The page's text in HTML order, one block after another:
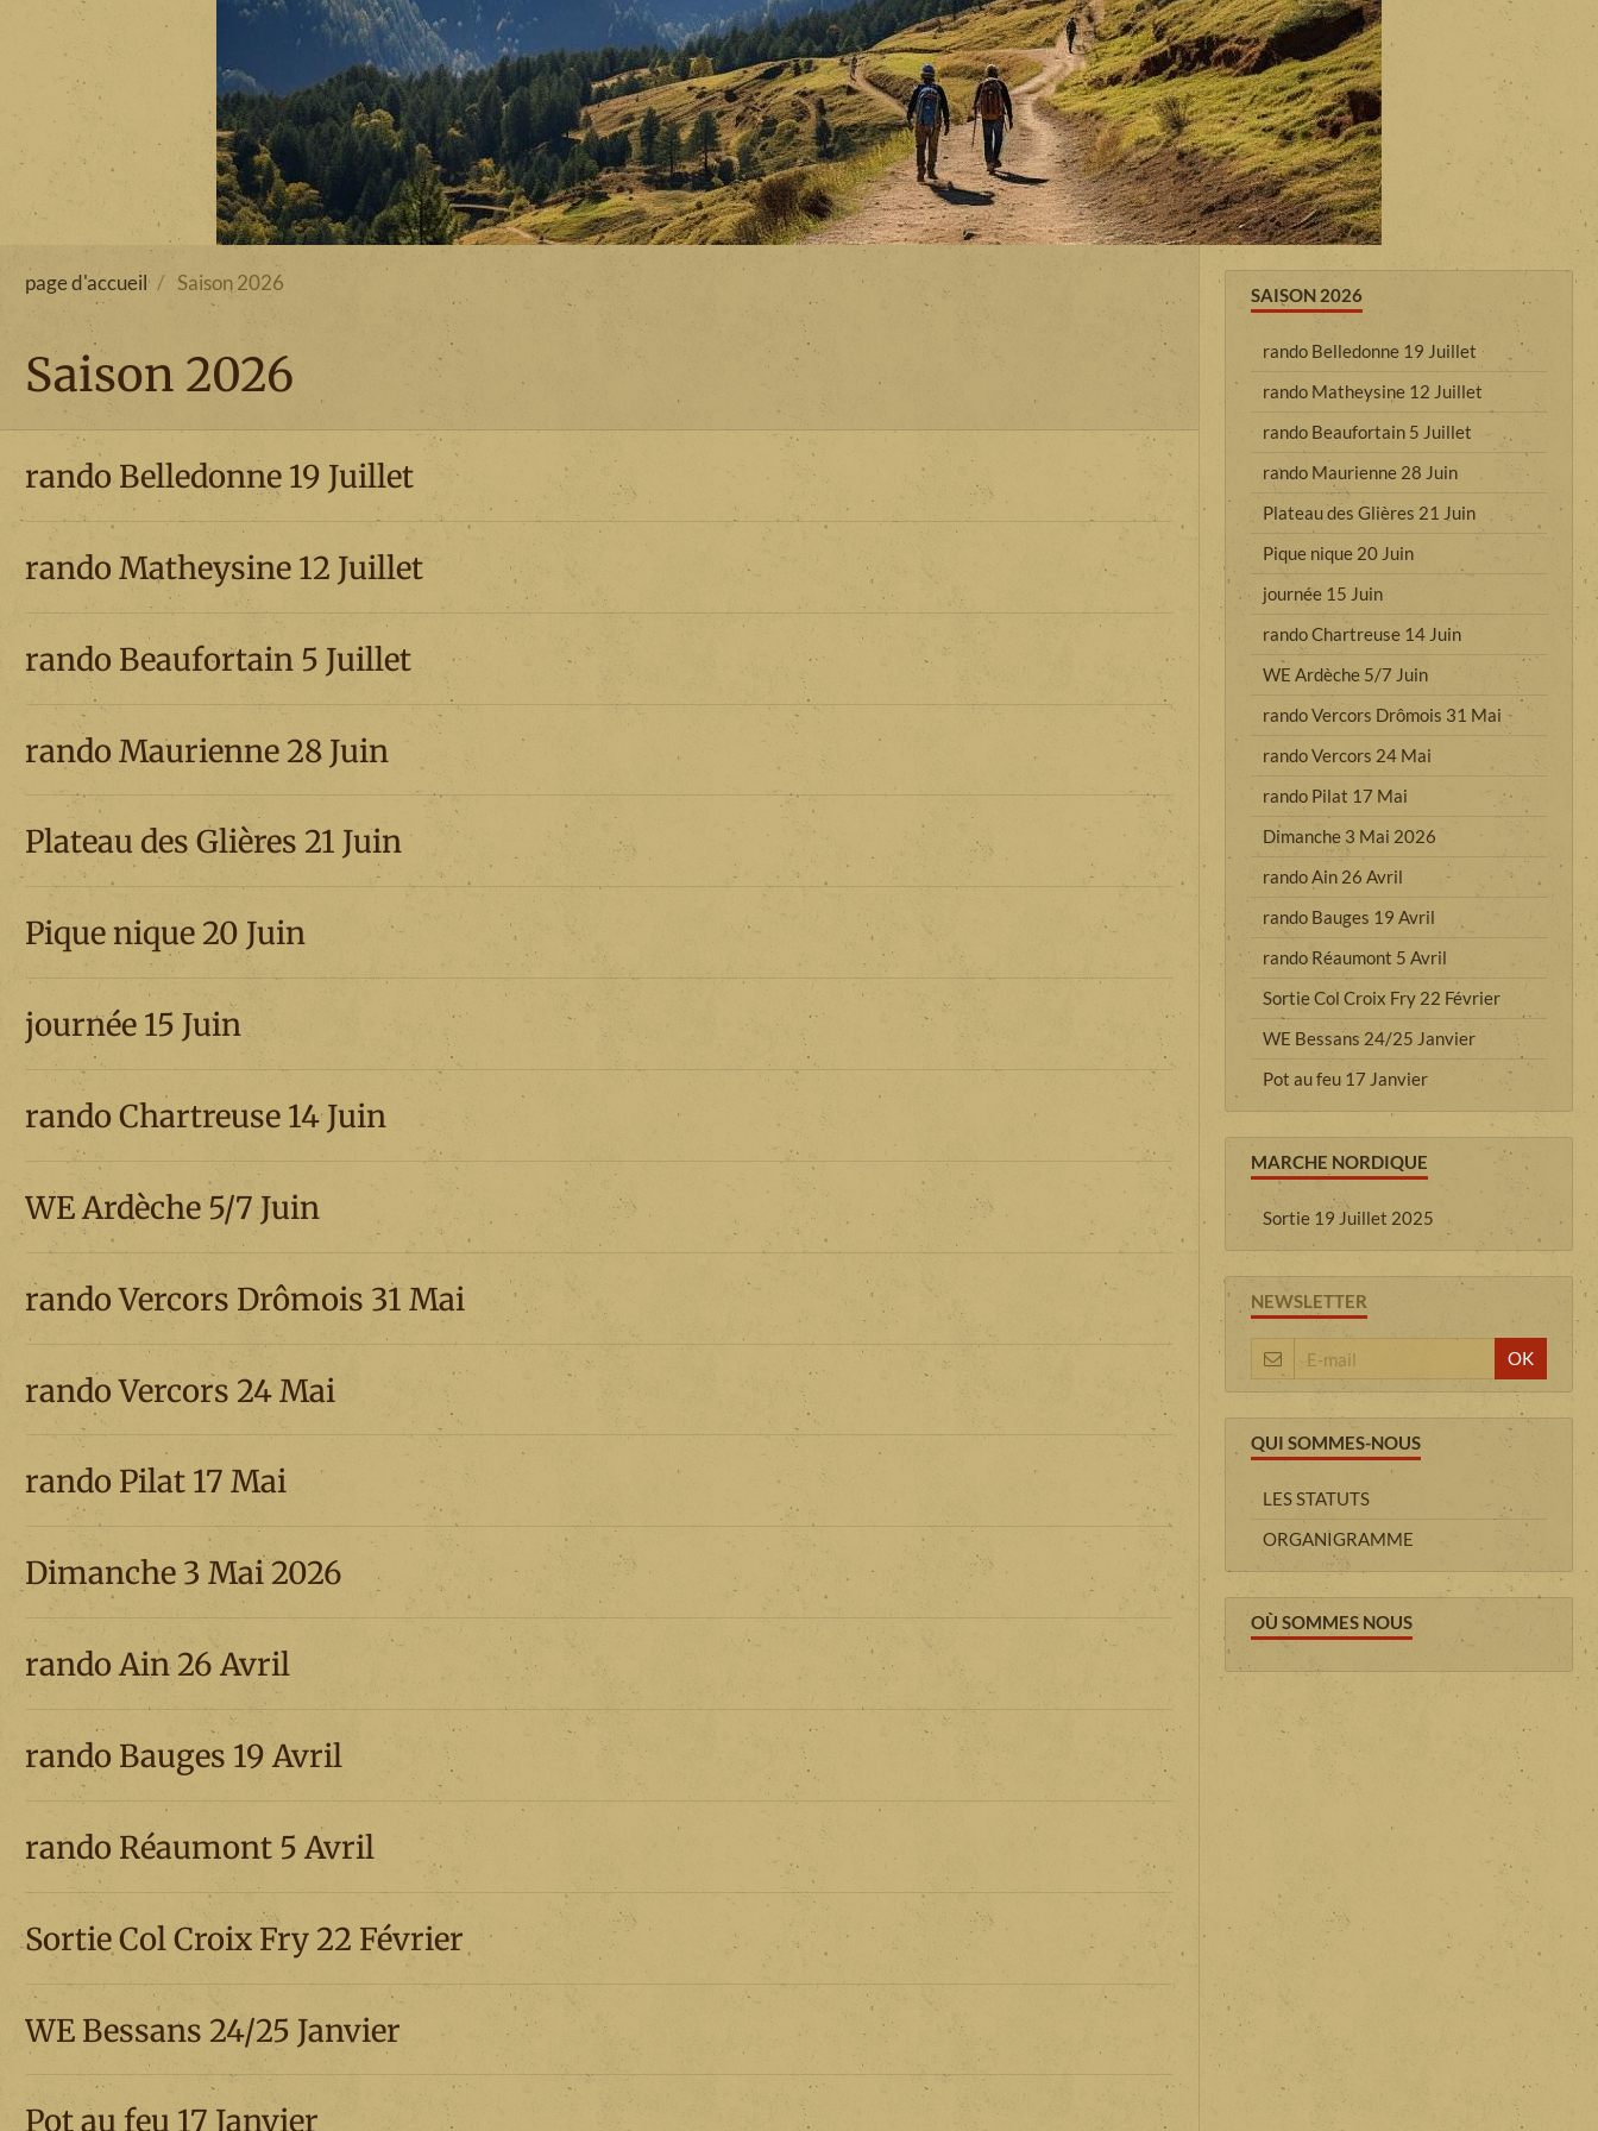
page d'accueil Saison 2026
Saison 2026
rando Belledonne 19 Juillet
rando Matheysine 12 Juillet
rando Beaufortain 5 Juillet
rando Maurienne 28 Juin
Plateau des Glières 21 Juin
Pique nique 20 Juin
journée 15 Juin
rando Chartreuse 14 Juin
WE Ardèche 5/7 Juin
rando Vercors Drômois 31 Mai
rando Vercors 24 Mai
rando Pilat 17 Mai
Dimanche 3 Mai 2026
rando Ain 26 Avril
rando Bauges 19 Avril
rando Réaumont 5 Avril
Sortie Col Croix Fry 22 Février
WE Bessans 24/25 Janvier
Pot au feu 17 Janvier
SAISON 2026
rando Belledonne 19 Juillet
rando Matheysine 12 Juillet
rando Beaufortain 5 Juillet
rando Maurienne 28 Juin
Plateau des Glières 21 Juin
Pique nique 20 Juin
journée 15 Juin
rando Chartreuse 14 Juin
WE Ardèche 5/7 Juin
rando Vercors Drômois 31 Mai
rando Vercors 24 Mai
rando Pilat 17 Mai
Dimanche 3 Mai 2026
rando Ain 26 Avril
rando Bauges 19 Avril
rando Réaumont 5 Avril
Sortie Col Croix Fry 22 Février
WE Bessans 24/25 Janvier
Pot au feu 17 Janvier
MARCHE NORDIQUE
Sortie 19 Juillet 2025
NEWSLETTER
OK
QUI SOMMES-NOUS
LES STATUTS
ORGANIGRAMME
OÙ SOMMES NOUS